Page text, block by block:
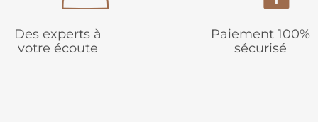
Des experts à
votre écoute
Paiement 100%
sécurisé